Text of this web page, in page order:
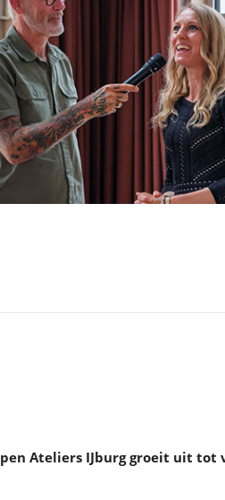
Ateliers IJburg groeit uit tot